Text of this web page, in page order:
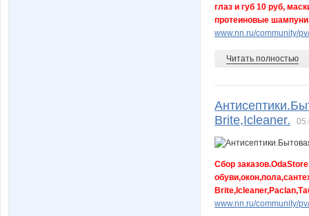
глаз и губ 10 руб,
протеиновые
www.nn.ru/community/
Читать полностью
Brite,Icleaner.
Сбор
www.nn.ru/community/